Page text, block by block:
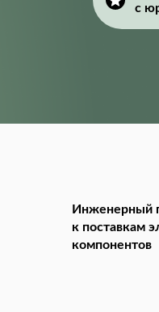
с
Инженерный
к поставкам
компонентов